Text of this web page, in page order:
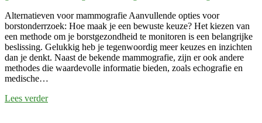
Alternatieven voor mammografie Aanvullende opties voor
borstonderrzoek: Hoe maak je een bewuste keuze? Het kiezen van
een methode om je borstgezondheid te monitoren is een belangrijke
beslissing. Gelukkig heb je tegenwoordig meer keuzes en inzichten
dan je denkt. Naast de bekende mammografie, zijn er ook andere
methodes die waardevolle informatie bieden, zoals echografie en
medische…
Lees verder